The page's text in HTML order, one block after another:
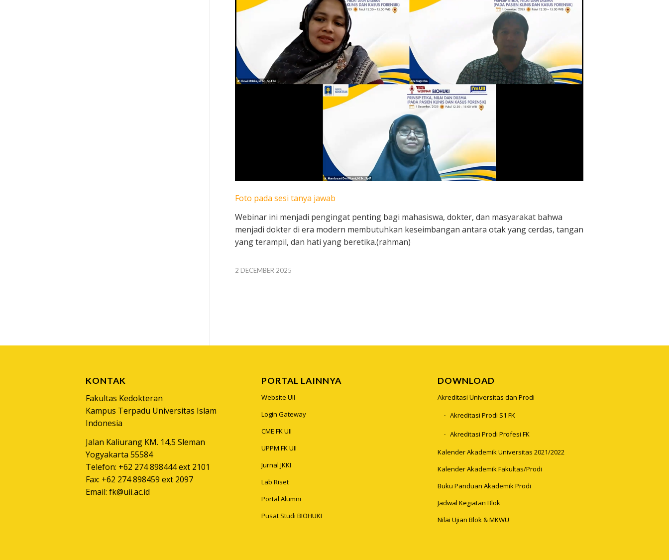
Foto pada sesi tanya jawab
Webinar ini menjadi pengingat penting bagi mahasiswa, dokter, dan masyarakat bahwa
menjadi dokter di era modern membutuhkan keseimbangan antara otak yang cerdas, tangan
yang terampil, dan hati yang beretika.(rahman)
2 DECEMBER 2025
KONTAK
Fakultas Kedokteran
Kampus Terpadu Universitas Islam
Indonesia
Jalan Kaliurang KM. 14,5 Sleman
Yogyakarta 55584
Telefon: +62 274 898444 ext 2101
Fax: +62 274 898459 ext 2097
Email: fk@uii.ac.id
PORTAL LAINNYA
Website UII
Login Gateway
CME FK UII
UPPM FK UII
Jurnal JKKI
Lab Riset
Portal Alumni
Pusat Studi BIOHUKI
DOWNLOAD
Akreditasi Universitas dan Prodi
Akreditasi Prodi S1 FK
Akreditasi Prodi Profesi FK
Kalender Akademik Universitas 2021/2022
Kalender Akademik Fakultas/Prodi
Buku Panduan Akademik Prodi
Jadwal Kegiatan Blok
Nilai Ujian Blok & MKWU